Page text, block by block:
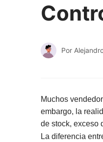
Por
Muchos
embargo, la
de stock, exceso
La diferencia